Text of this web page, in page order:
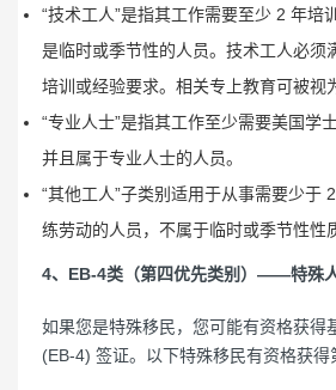
“技术工人”是指其工作需要至少 2 年培
是临时或季节性的人员。技术工人必须
培训或经验要求。相关专上教育可被视
“专业人士”是指其工作至少需要美国学
并且属于专业人士的人员。
“其他工人”子类别适用于从事需要少于
练劳动的人员，不属于临时或季节性性
4、EB-4类（第四优先类别）——特殊
如果您是特殊移民，您可能有资格获得
(EB-4) 签证。以下特殊移民有资格获得